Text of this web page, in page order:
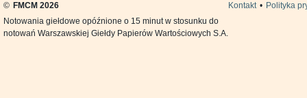
© FMCM 2026 Kontakt • Polityka
Notowania giełdowe opóźnione o 15 minut w stosunku do
notowań Warszawskiej Giełdy Papierów Wartościowych S.A.